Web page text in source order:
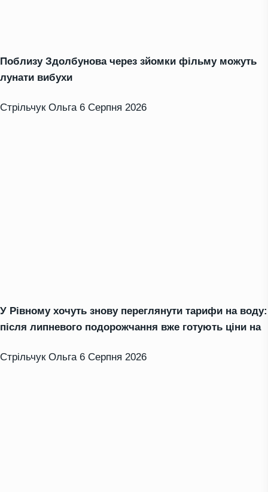
Поблизу Здолбунова через зйомки фільму можуть
лунати вибухи
Стрільчук Ольга 6 Серпня 2026
У Рівному хочуть знову переглянути тарифи на воду:
після липневого подорожчання вже готують ціни на
Стрільчук Ольга 6 Серпня 2026